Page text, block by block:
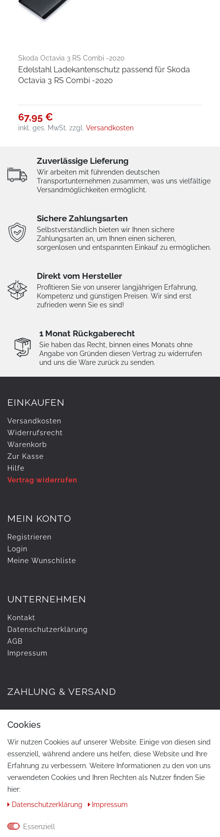
Skoda Octavia 3 RS Combi -2020
Edelstahl Ladekantenschutz passend für Skoda
Octavia 3 RS Combi -2020
67,95 €
inkl. ges. MwSt. zzgl.Versandkosten
Zuverlässige Lieferung
Wir arbeiten mit führenden deutschen
Transportunternehmen zusammen, was uns vielfältige
Versandmöglichkeiten ermöglicht.
Sichere Zahlungsarten
Selbstverständlich bieten wir Ihnen sichere
Zahlungsarten an, um Ihnen einen sicheren,
sorgenlosen und entspannten Einkauf zu ermöglichen.
Direkt vom Hersteller
Profitieren Sie von unserer langjährigen Erfahrung,
Kompetenz und günstigen Preisen. Wir sind erst
zufrieden wenn Sie es sind!
1 Monat Rückgaberecht
Sie haben das Recht, binnen eines Monats ohne
Angabe von Gründen diesen Vertrag zu widerrufen
und uns die Ware zurück zu senden.
EINKAUFEN
Versandkosten
Widerrufs­recht
Warenkorb
Zur Kasse
Hilfe
Vertrag widerrufen
MEIN KONTO
Registrieren
Login
Meine Wunschliste
UNTERNEHMEN
Kontakt
Daten­schutz­erklärung
AGB
Impressum
ZAHLUNG & VERSAND
Cookies
Wir nutzen Cookies auf unserer Website. Einige von diesen sind
essenziell, während andere uns helfen, diese Website und Ihre
Erfahrung zu verbessern. Weitere Informationen zu den von uns
verwendeten Cookies und Ihren Rechten als Nutzer finden Sie
hier:
Daten­schutz­erklärung
Impressum
Essenziell